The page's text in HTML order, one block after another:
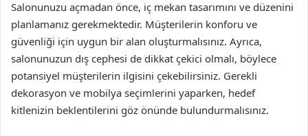
Salonunuzu açmadan önce, iç mekan tasarımını ve düzenini
planlamanız gerekmektedir. Müşterilerin konforu ve
güvenliği için uygun bir alan oluşturmalısınız. Ayrıca,
salonunuzun dış cephesi de dikkat çekici olmalı, böylece
potansiyel müşterilerin ilgisini çekebilirsiniz. Gerekli
dekorasyon ve mobilya seçimlerini yaparken, hedef
kitlenizin beklentilerini göz önünde bulundurmalısınız.